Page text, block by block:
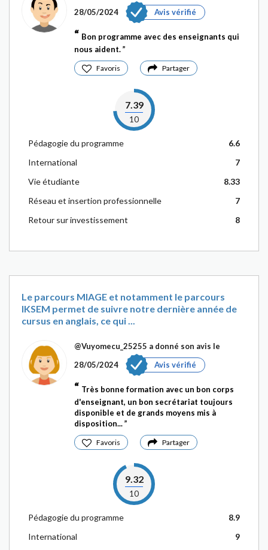
28/05/2024
Avis vérifié
Bon programme avec des enseignants qui
nous aident.
Favoris Partager
7.39
10
Pédagogie du programme
6.6
International
7
Vie étudiante
8.33
Réseau et insertion professionnelle
7
Retour sur investissement
8
Le parcours MIAGE et notamment le parcours
IKSEM permet de suivre notre dernière année de
cursus en anglais, ce qui ...
@Vuyomecu_25255 a donné son avis le
28/05/2024
Avis vérifié
Très bonne formation avec un bon corps
d'enseignant, un bon secrétariat toujours
disponible et de grands moyens mis à
disposition...
Favoris Partager
9.32
10
Pédagogie du programme
8.9
International
9